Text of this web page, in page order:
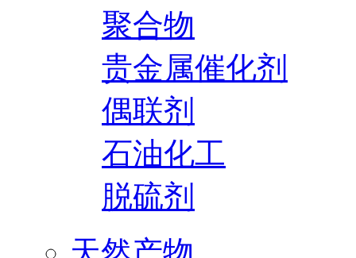
聚合物
贵金属催化剂
偶联剂
石油化工
脱硫剂